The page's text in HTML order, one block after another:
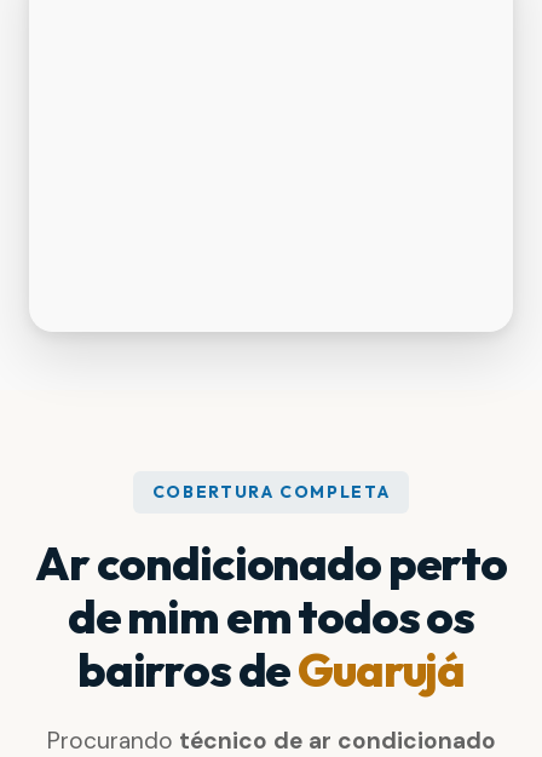
COBERTURA COMPLETA
Ar condicionado perto
de mim em todos os
bairros deGuarujá
Procurando técnico de ar condicionado